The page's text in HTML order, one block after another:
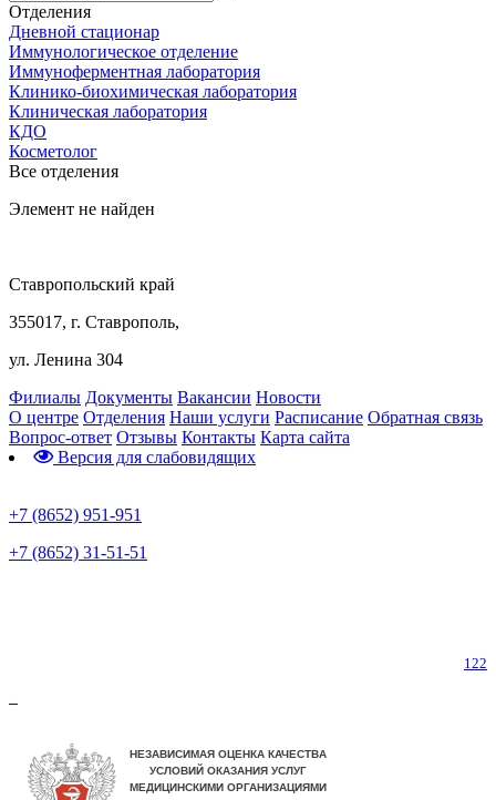
Отделения
Дневной стационар
Иммунологическое отделение
Иммуноферментная лаборатория
Клинико-биохимическая лаборатория
Клиническая лаборатория
КДО
Косметолог
Все отделения
Элемент не найден
Ставропольский край
355017, г. Ставрополь,
ул. Ленина 304
Филиалы Документы Вакансии Новости
О центре Отделения Наши услуги Расписание Обратная связь
Вопрос-ответ Отзывы Контакты Карта сайта
Версия для слабовидящих
+7 (8652) 951-951
+7 (8652) 31-51-51
122